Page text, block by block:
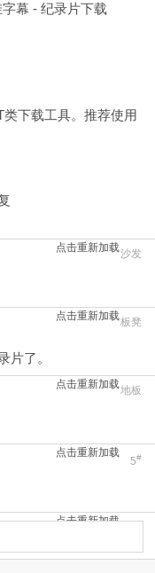
幕 - 纪录片下载
类下载工具。推荐使用
点击重新加载沙发
点击重新加载板凳
片了。
点击重新加载地板
点击重新加载
5#
点击重新加载